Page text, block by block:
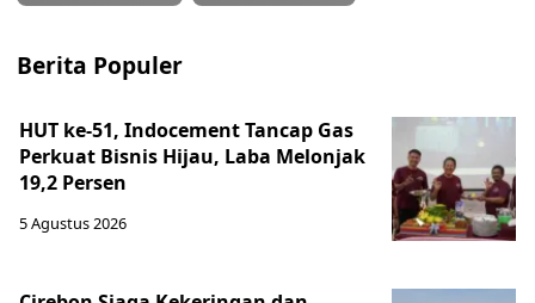
Berita Populer
HUT ke-51, Indocement Tancap Gas
Perkuat Bisnis Hijau, Laba Melonjak
19,2 Persen
5 Agustus 2026